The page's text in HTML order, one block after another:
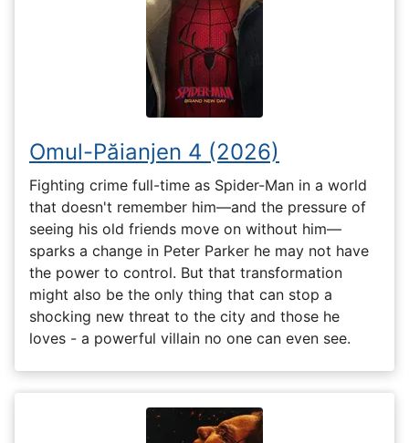
Omul-Păianjen 4 (2026)
Fighting crime full-time as Spider-Man in a world
that doesn't remember him—and the pressure of
seeing his old friends move on without him—
sparks a change in Peter Parker he may not have
the power to control. But that transformation
might also be the only thing that can stop a
shocking new threat to the city and those he
loves - a powerful villain no one can even see.